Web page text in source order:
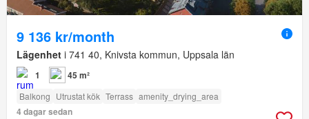
9 136 kr/month
Lägenhet i 741 40, Knivsta kommun, Uppsala län
1 45 m²
Balkong Utrustat kök Terrass amenity_drying_area
4 dagar sedan